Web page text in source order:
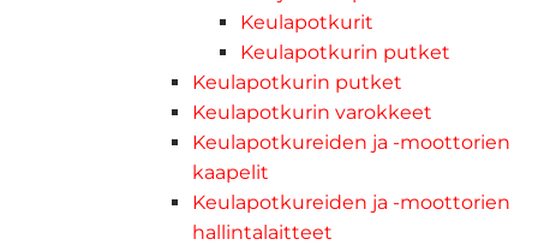
Keulapotkurit
Keulapotkurin putket
Keulapotkurin putket
Keulapotkurin varokkeet
Keulapotkureiden ja -moottorien
kaapelit
Keulapotkureiden ja -moottorien
hallintalaitteet